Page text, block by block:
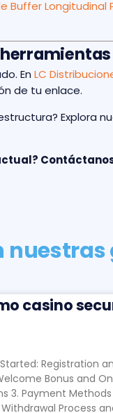
Buffer Longitudinal
En LC
de tu enlace.
Explora
casino
Registration
Bonus and
3. Payment
Process